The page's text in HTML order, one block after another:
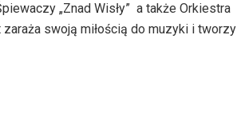
„Znad Wisły” a także Orkiestra
swoją miłością do muzyki i tworzy